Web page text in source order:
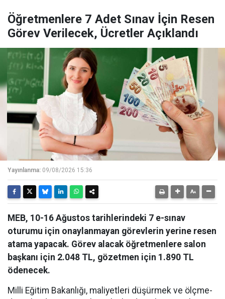
Öğretmenlere 7 Adet Sınav İçin Resen
Görev Verilecek, Ücretler Açıklandı
Yayınlanma: 09/08/2026 15:36
MEB, 10-16 Ağustos tarihlerindeki 7 e-sınav
oturumu için onaylanmayan görevlerin yerine resen
atama yapacak. Görev alacak öğretmenlere salon
başkanı için 2.048 TL, gözetmen için 1.890 TL
ödenecek.
Milli Eğitim Bakanlığı, maliyetleri düşürmek ve ölçme-